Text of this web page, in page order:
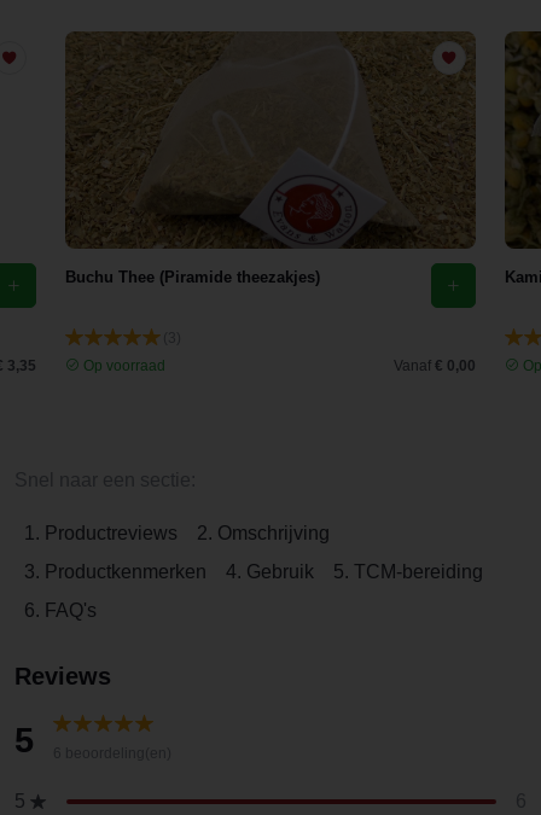
3,35
Buchu Thee (Piramide theezakjes)
Op voorraad
Vanaf € 0,00
1. Productreviews
2. Omschrijving
3. Productkenmerken
4. Gebruik
5. TCM-bereiding
6. FAQ's
Reviews
5
5